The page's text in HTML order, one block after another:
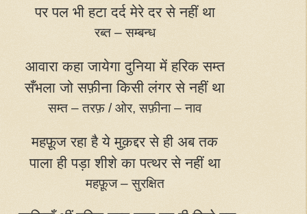
पर पल भी हटा दर्द मेरे दर से नहीं था
रब्त – सम्बन्ध
आवारा कहा जायेगा दुनिया में हरिक सम्त
सँभला जो सफ़ीना किसी लंगर से नहीं था
सम्त – तरफ़ / ओर,सफ़ीना – नाव
महफ़ूज रहा है ये मुक़द्दर से ही अब तक
पाला ही पड़ा शीशे का पत्थर से नहीं था
महफ़ूज – सुरक्षित